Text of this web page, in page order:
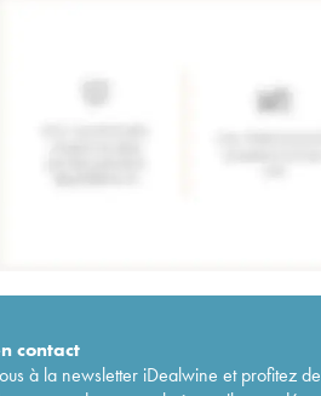
contact
à la newsletter iDealwine et profitez